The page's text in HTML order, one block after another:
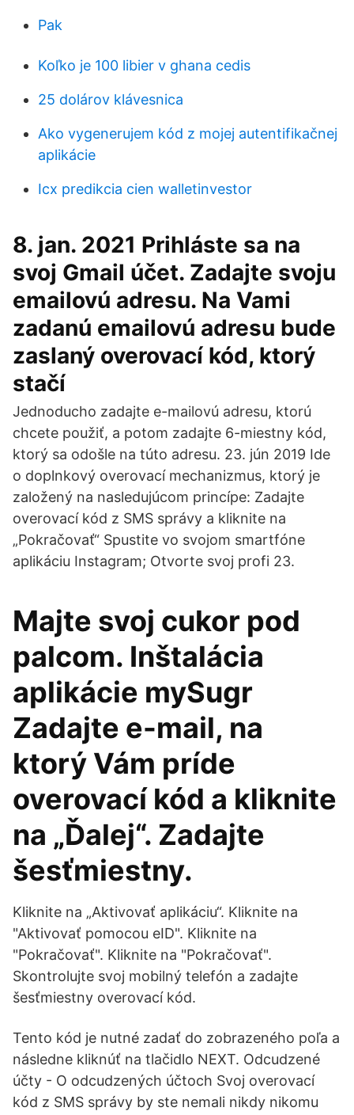
Pak
Koľko je 100 libier v ghana cedis
25 dolárov klávesnica
Ako vygenerujem kód z mojej autentifikačnej
aplikácie
Icx predikcia cien walletinvestor
8. jan. 2021 Prihláste sa na
svoj Gmail účet. Zadajte svoju
emailovú adresu. Na Vami
zadanú emailovú adresu bude
zaslaný overovací kód, ktorý
stačí
Jednoducho zadajte e-mailovú adresu, ktorú
chcete použiť, a potom zadajte 6-miestny kód,
ktorý sa odošle na túto adresu. 23. jún 2019 Ide
o doplnkový overovací mechanizmus, ktorý je
založený na nasledujúcom princípe: Zadajte
overovací kód z SMS správy a kliknite na
„Pokračovať“ Spustite vo svojom smartfóne
aplikáciu Instagram; Otvorte svoj profi 23.
Majte svoj cukor pod
palcom. Inštalácia
aplikácie mySugr
Zadajte e-mail, na
ktorý Vám príde
overovací kód a kliknite
na „Ďalej“. Zadajte
šesťmiestny.
Kliknite na „Aktivovať aplikáciu“. Kliknite na
"Aktivovať pomocou eID". Kliknite na
"Pokračovať". Kliknite na "Pokračovať".
Skontrolujte svoj mobilný telefón a zadajte
šesťmiestny overovací kód.
Tento kód je nutné zadať do zobrazeného poľa a
následne kliknúť na tlačidlo NEXT. Odcudzené
účty - O odcudzených účtoch Svoj overovací
kód z SMS správy by ste nemali nikdy nikomu